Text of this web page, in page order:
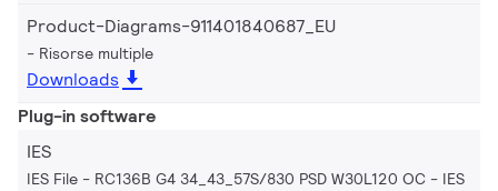
Product-Diagrams-911401840687_EU
Risorse multiple
Downloads
Plug-in software
IES
IES File - RC136B G4 34_43_57S/830 PSD W30L120 OC IES